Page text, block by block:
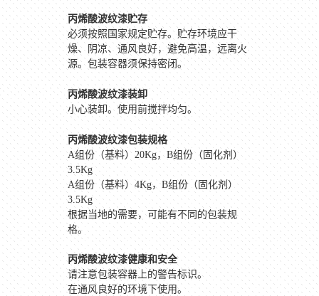
丙烯酸波纹漆贮存
必须按照国家规定贮存。贮存环境应干
燥、阴凉、通风良好，避免高温，远离火
源。包装容器须保持密闭。
丙烯酸波纹漆装卸
小心装卸。使用前搅拌均匀。
丙烯酸波纹漆包装规格
A组份（基料） 20Kg， B组份（固化剂）
3.5Kg
A组份（基料） 4Kg，B组份（固化剂）
3.5Kg
根据当地的需要，可能有不同的包装规
格。
丙烯酸波纹漆健康和安全
请注意包装容器上的警告标识。
在通风良好的环境下使用。